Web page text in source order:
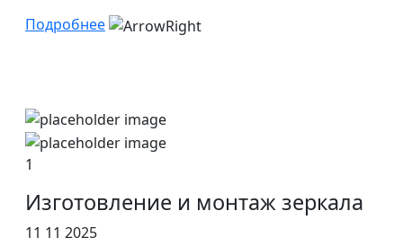
Подробнее
1
Изготовление и монтаж зеркала
11 11 2025